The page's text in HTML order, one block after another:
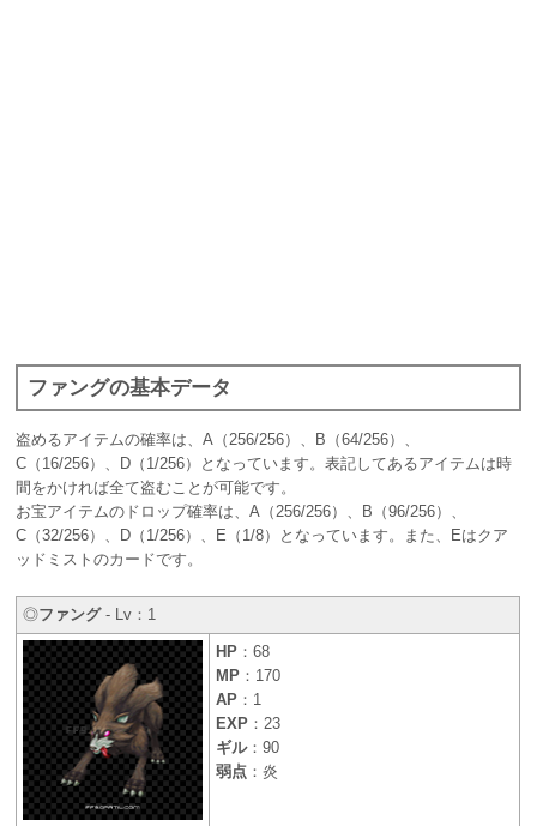
ファングの基本データ
盗めるアイテムの確率は、A（256/256）、B（64/256）、
C（16/256）、D（1/256）となっています。表記してあるアイテムは時
間をかければ全て盗むことが可能です。
お宝アイテムのドロップ確率は、A（256/256）、B（96/256）、
C（32/256）、D（1/256）、E（1/8）となっています。また、Eはクア
ッドミストのカードです。
◎ファング- Lv：1
HP ：68
MP ：170
AP ：1
EXP ：23
ギル：90
弱点 ：炎